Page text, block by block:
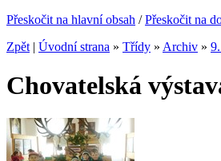
Přeskočit na hlavní obsah /Přeskočit na
Zpět | Úvodní strana » Třídy » Archiv »
Chovatelská